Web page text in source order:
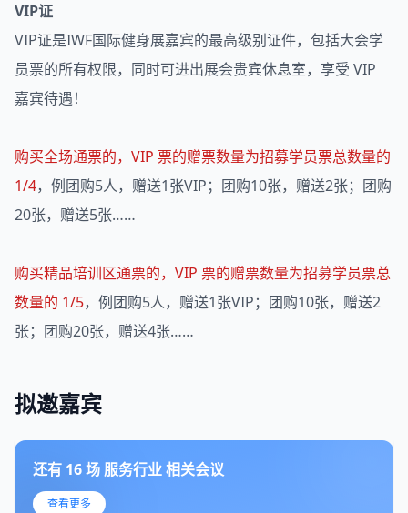
VIP证
VIP证是IWF国际健身展嘉宾的最高级别证件，包括大会学
员票的所有权限，同时可进出展会贵宾休息室，享受 VIP
嘉宾待遇！
购买全场通票的，VIP 票的赠票数量为招募学员票总数量的
1/4，例团购5人，赠送1张VIP；团购10张，赠送2张；团购
20张，赠送5张……
购买精品培训区通票的，VIP 票的赠票数量为招募学员票总
数量的 1/5，例团购5人，赠送1张VIP；团购10张，赠送2
张；团购20张，赠送4张……
拟邀嘉宾
还有 16场 服务行业相关会议
查看更多